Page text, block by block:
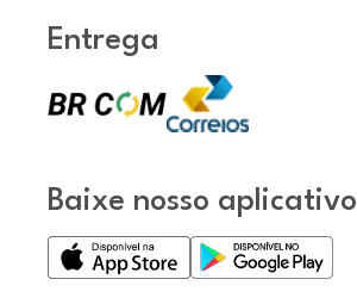
Entrega
Baixe nosso aplicativo